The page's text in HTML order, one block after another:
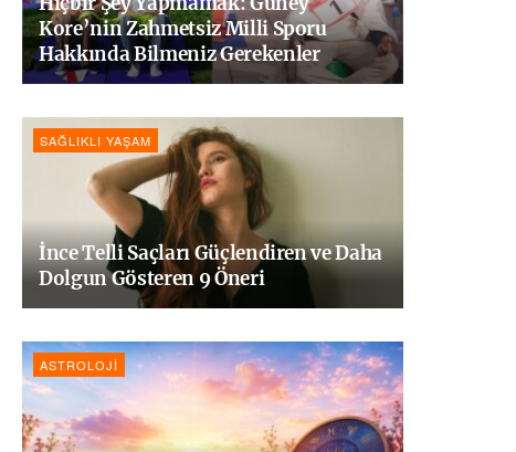
Kore’nin Zahmetsiz Milli Sporu
Hakkında Bilmeniz Gerekenler
SAĞLIKLI YAŞAM
İnce Telli Saçları Güçlendiren ve Daha
Dolgun Gösteren 9 Öneri
ASTROLOJI